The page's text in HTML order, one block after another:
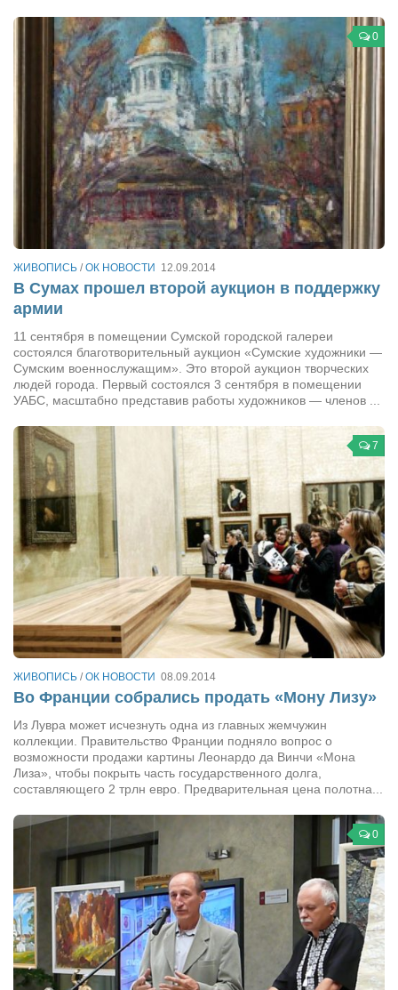
Анна Черненко
Марина Фенота
Гостиная
Он и Она
Конкурсы
Фестиваль. Конкурс «Колибри» 2017
Конкурс «Колибри» 2016
Конкурс «Колибри» 2015
Конкурс «Колибри» 2014
Литературный конкурс «Я люблю Украину»
Конкурс «Колибри» 2013
Интервью
Афиша Киев
Афиша Сумы
О нас
0
ЖИВОПИСЬ /ОК НОВОСТИ 12.09.2014
В Сумах прошел второй аукцион в поддержку
армии
11 сентября в помещении Сумской городской галереи
состоялся благотворительный аукцион «Сумские художники —
Сумским военнослужащим». Это второй аукцион творческих
людей города. Первый состоялся 3 сентября в помещении
УАБС, масштабно представив работы художников — членов ...
7
ЖИВОПИСЬ /ОК НОВОСТИ 08.09.2014
Во Франции собрались продать «Мону Лизу»
Из Лувра может исчезнуть одна из главных жемчужин
коллекции. Правительство Франции подняло вопрос о
возможности продажи картины Леонардо да Винчи «Мона
Лиза», чтобы покрыть часть государственного долга,
составляющего 2 трлн евро. Предварительная цена полотна...
0